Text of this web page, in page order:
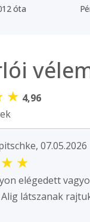
óta
★ 4,96
07.05.2026
★ ★
elégedett
látszanak